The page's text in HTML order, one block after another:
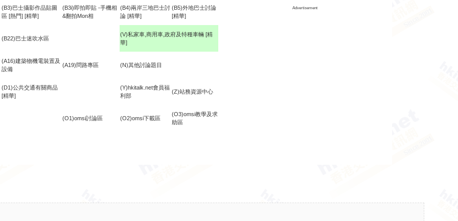
(B3)巴士攝影作品貼圖
區 [熱門] [精華]
(B3i)即拍即貼 -手機相
&翻拍Mon相
(B4)兩岸三地巴士討
論 [精華]
(B5)外地巴士討論
[精華]
Advertisement
(B22)巴士迷吹水區
(V)私家車,商用車,政府及特種車輛 [精
華]
(A16)建築物機電裝置及
設備
(A19)問路專區 (N)其他討論題目
(D1)公共交通有關商品
[精華]
(Y)hkitalk.net會員福
利部
(Z)站務資源中心
(O1)omsi討論區 (O2)omsi下載區
(O3)omsi教學及求
助區